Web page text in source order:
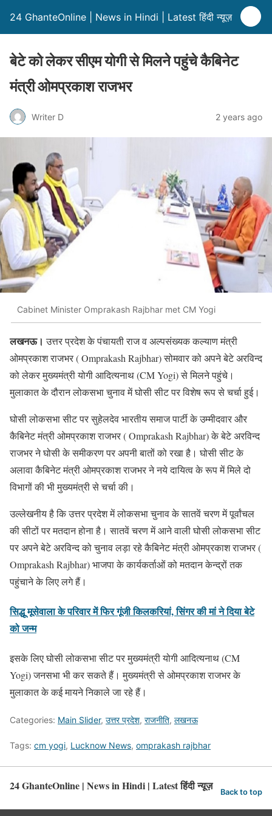
24 GhanteOnline | News in Hindi | Latest हिंदी न्यूज़
बेटे को लेकर सीएम योगी से मिलने पहुंचे कैबिनेट
मंत्री ओमप्रकाश राजभर
Writer D 2 years ago
Cabinet Minister Omprakash Rajbhar met CM Yogi
लखनऊ। उत्तर प्रदेश के पंचायती राज व अल्पसंख्यक कल्याण मंत्री
ओमप्रकाश राजभर ( Omprakash Rajbhar) सोमवार को अपने बेटे अरविन्द
को लेकर मुख्यमंत्री योगी आदित्यनाथ (CM Yogi) से मिलने पहुंचे।
मुलाकात के दौरान लोकसभा चुनाव में घोसी सीट पर विशेष रूप से चर्चा हुई।
घोसी लोकसभा सीट पर सुहेलदेव भारतीय समाज पार्टी के उम्मीदवार और
कैबिनेट मंत्री ओमप्रकाश राजभर ( Omprakash Rajbhar) के बेटे अरविन्द
राजभर ने घोसी के समीकरण पर अपनी बातों को रखा है। घोसी सीट के
अलावा कैबिनेट मंत्री ओमप्रकाश राजभर ने नये दायित्व के रूप में मिले दो
विभागों की भी मुख्यमंत्री से चर्चा की।
उल्लेखनीय है कि उत्तर प्रदेश में लोकसभा चुनाव के सातवें चरण में पूर्वांचल
की सीटों पर मतदान होना है। सातवें चरण में आने वाली घोसी लोकसभा सीट
पर अपने बेटे अरविन्द को चुनाव लड़ा रहे कैबिनेट मंत्री ओमप्रकाश राजभर (
Omprakash Rajbhar) भाजपा के कार्यकर्ताओं को मतदान केन्द्रों तक
पहुंचाने के लिए लगे हैं।
सिद्धू मूसेवाला के परिवार में फिर गूंजी किलकरियां, सिंगर की मां ने दिया बेटे
को जन्म
इसके लिए घोसी लोकसभा सीट पर मुख्यमंत्री योगी आदित्यनाथ (CM
Yogi) जनसभा भी कर सकते हैं। मुख्यमंत्री से ओमप्रकाश राजभर के
मुलाकात के कई मायने निकाले जा रहे हैं।
Categories: Main Slider, उत्तर प्रदेश, राजनीति, लखनऊ
Tags: cm yogi, Lucknow News, omprakash rajbhar
24 GhanteOnline | News in Hindi | Latest हिंदी न्यूज़ Back to top